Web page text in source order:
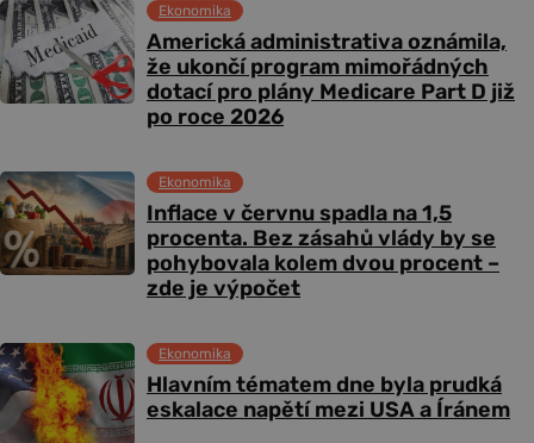
Americká administrativa oznámila,
že ukončí program mimořádných
dotací pro plány Medicare Part D již
po roce 2026
Ekonomika
Inflace v červnu spadla na 1,5
procenta. Bez zásahů vlády by se
pohybovala kolem dvou procent –
zde je výpočet
Ekonomika
Hlavním tématem dne byla prudká
eskalace napětí mezi USA a Íránem
Ekonomika